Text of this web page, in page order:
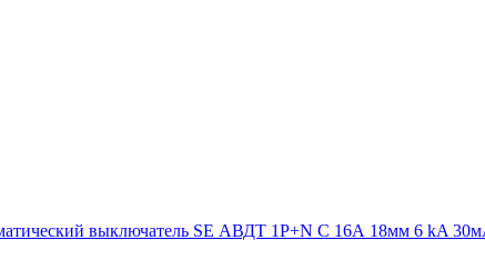
выключатель SE АВДТ 1P+N С 16А 18мм 6 kA